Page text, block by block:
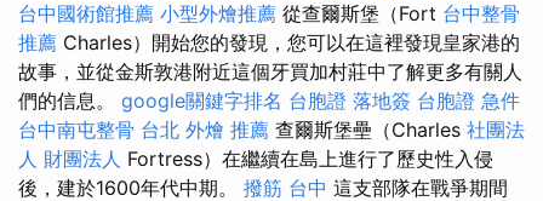
台中國術館推薦 小型外燴推薦 從查爾斯堡（Fort 台中整骨
推薦 Charles）開始您的發現，您可以在這裡發現皇家港的
故事，並從金斯敦港附近這個牙買加村莊中了解更多有關人
們的信息。 google關鍵字排名 台胞證 落地簽 台胞證 急件
台中南屯整骨 台北 外燴 推薦 查爾斯堡壘（Charles 社團法
人 財團法人 Fortress）在繼續在島上進行了歷史性入侵
後，建於1600年代中期。 撥筋 台中 這支部隊在戰爭期間